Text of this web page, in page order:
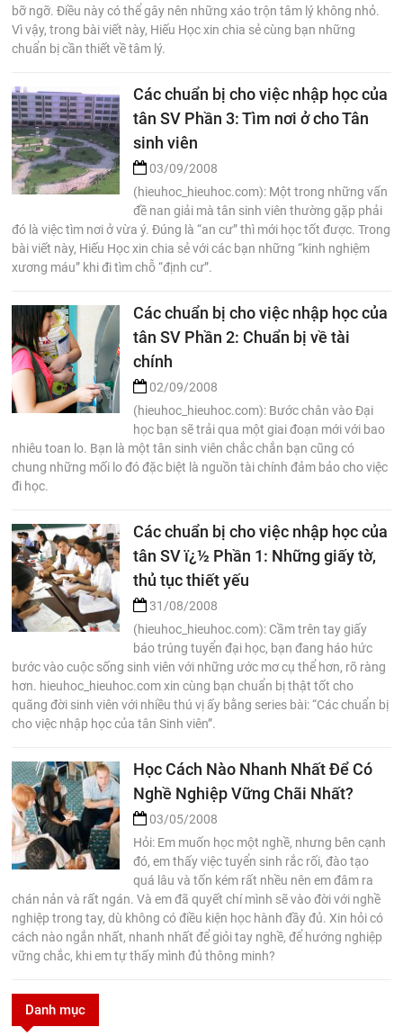
bỡ ngỡ. Điều này có thể gây nên những xáo trộn tâm lý không nhỏ.
Vì vậy, trong bài viết này, Hiếu Học xin chia sẻ cùng bạn những
chuẩn bị cần thiết về tâm lý.
Các chuẩn bị cho việc nhập học của
tân SV Phần 3: Tìm nơi ở cho Tân
sinh viên
03/09/2008
(hieuhoc_hieuhoc.com): Một trong những vấn
đề nan giải mà tân sinh viên thường gặp phải
đó là việc tìm nơi ở vừa ý. Đúng là “an cư” thì mới học tốt được. Trong
bài viết này, Hiếu Học xin chia sẻ với các bạn những “kinh nghiệm
xương máu” khi đi tìm chỗ “định cư”.
Các chuẩn bị cho việc nhập học của
tân SV Phần 2: Chuẩn bị về tài
chính
02/09/2008
(hieuhoc_hieuhoc.com): Bước chân vào Đại
học bạn sẽ trải qua một giai đoạn mới với bao
nhiêu toan lo. Bạn là một tân sinh viên chắc chắn bạn cũng có
chung những mối lo đó đặc biệt là nguồn tài chính đảm bảo cho việc
đi học.
Các chuẩn bị cho việc nhập học của
tân SV ï¿½ Phần 1: Những giấy tờ,
thủ tục thiết yếu
31/08/2008
(hieuhoc_hieuhoc.com): Cầm trên tay giấy
báo trúng tuyển đại học, bạn đang háo hức
bước vào cuộc sống sinh viên với những ước mơ cụ thể hơn, rõ ràng
hơn. hieuhoc_hieuhoc.com xin cùng bạn chuẩn bị thật tốt cho
quãng đời sinh viên với nhiều thú vị ấy bằng series bài: “Các chuẩn bị
cho việc nhập học của tân Sinh viên”.
Học Cách Nào Nhanh Nhất Để Có
Nghề Nghiệp Vững Chãi Nhất?
03/05/2008
Hỏi: Em muốn học một nghề, nhưng bên cạnh
đó, em thấy việc tuyển sinh rắc rối, đào tạo
quá lâu và tốn kém rất nhều nên em đâm ra
chán nản và rất ngán. Và em đã quyết chí mình sẽ vào đời với nghề
nghiệp trong tay, dù không có điều kiện học hành đầy đủ. Xin hỏi có
cách nào ngắn nhất, nhanh nhất để giỏi tay nghề, để hướng nghiệp
vững chắc, khi em tự thấy mình đủ thông minh?
Danh mục